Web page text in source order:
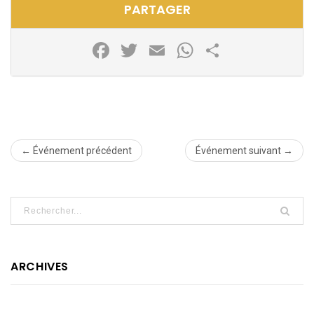
PARTAGER
Facebook
Twitter
EmailWhatsApp
← Événement précédent Événement suivant →
ARCHIVES